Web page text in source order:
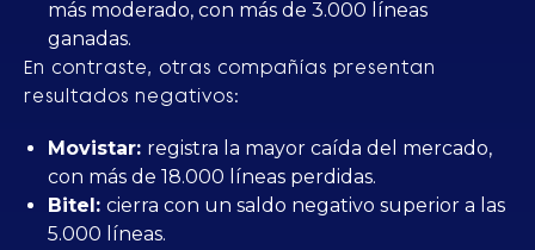
más moderado, con más de 3.000 líneas
ganadas.
En contraste, otras compañías presentan
resultados negativos:
Movistar: registra la mayor caída del mercado,
con más de 18.000 líneas perdidas.
Bitel: cierra con un saldo negativo superior a las
5.000 líneas.